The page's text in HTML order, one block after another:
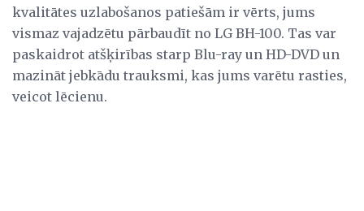
kvalitātes uzlabošanos patiešām ir vērts, jums
vismaz vajadzētu pārbaudīt no LG BH-100. Tas var
paskaidrot atšķirības starp Blu-ray un HD-DVD un
mazināt jebkādu trauksmi, kas jums varētu rasties,
veicot lēcienu.